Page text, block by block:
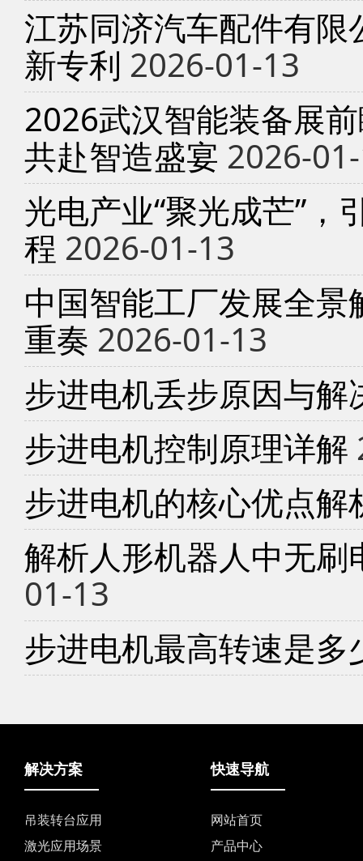
江苏同济汽车配件有
新专利 2026-01-13
2026武汉智能装备展
共赴智造盛宴 2026-
光电产业“聚光成芒”，
程 2026-01-13
中国智能工厂发展全
重奏 2026-01-13
步进电机丢步原因与解
步进电机控制原理详解
步进电机的核心优点解
解析人形机器人中无
01-13
步进电机最高转速是多
解决方案
吊装转台应用
激光应用场景
快速导航
网站首页
产品中心